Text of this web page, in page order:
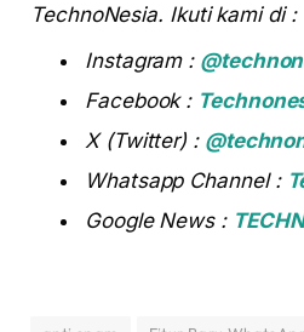
TechnoNesia. Ikuti kami di :
Instagram :
Facebook :
X (Twitter) :
Whatsapp Channel :
Google News :